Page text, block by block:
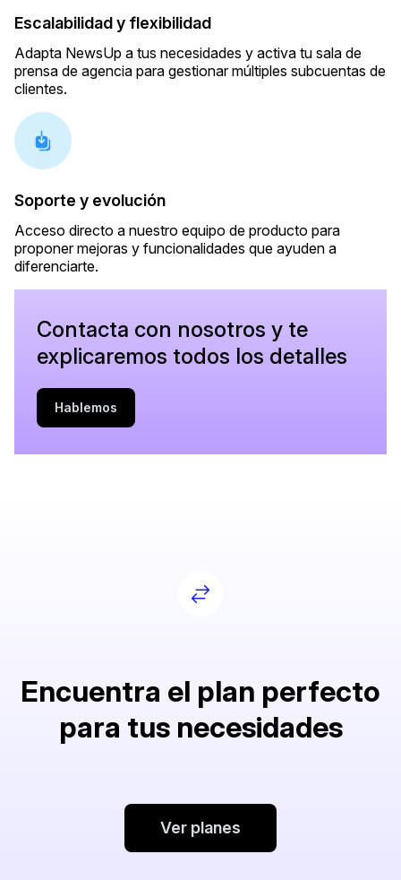
Escalabilidad y flexibilidad
Adapta NewsUp a tus necesidades y activa tu sala de
prensa de agencia para gestionar múltiples subcuentas de
clientes.
Soporte y evolución
Acceso directo a nuestro equipo de producto para
proponer mejoras y funcionalidades que ayuden a
diferenciarte.
Contacta con nosotros y te
explicaremos todos los detalles
Hablemos
Encuentra el plan perfecto
para tus necesidades
Ver planes